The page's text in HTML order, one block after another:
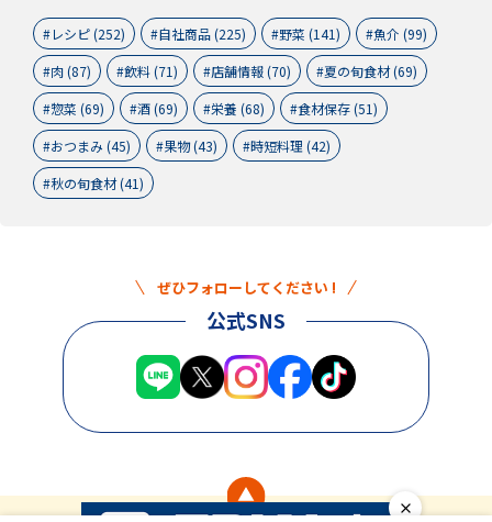
レシピ (252) 自社商品 (225) 野菜 (141)
魚介 (99)
肉 (87)
飲料 (71) 店舗情報 (70)
夏の旬食材 (69)
惣菜 (69)
酒 (69) 栄養 (68)
食材保存 (51)
おつまみ (45)
果物 (43)
時短料理 (42)
秋の旬食材 (41)
ぜひフォローしてください !
公式SNS